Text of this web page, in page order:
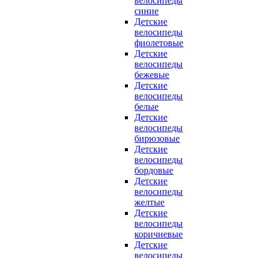
синие
Детские
велосипеды
фиолетовые
Детские
велосипеды
бежевые
Детские
велосипеды
белые
Детские
велосипеды
бирюзовые
Детские
велосипеды
бордовые
Детские
велосипеды
желтые
Детские
велосипеды
коричневые
Детские
велосипеды